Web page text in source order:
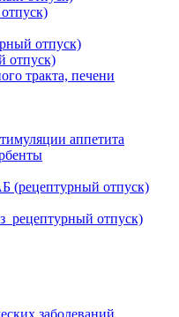
отпуск)
отпуск)
тракта, печени
аппетита
(рецептурный отпуск)
отпуск)
заболеваний